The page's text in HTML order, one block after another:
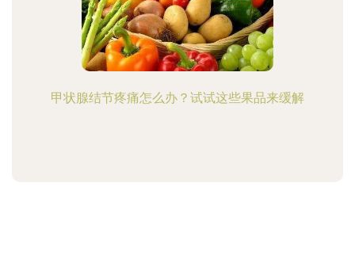
甲状腺结节疼痛怎么办？试试这些果品来缓解